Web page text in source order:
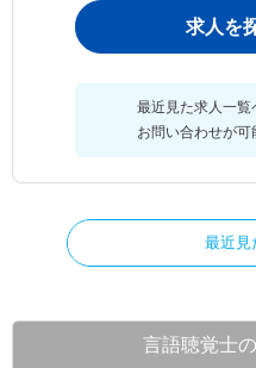
求人を
最近見た求人一覧
お問い合わせが可
最近見
言語聴覚士